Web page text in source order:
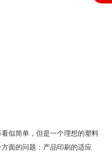
似简单，但是一个理想的塑料
面的问题：产品印刷的适应